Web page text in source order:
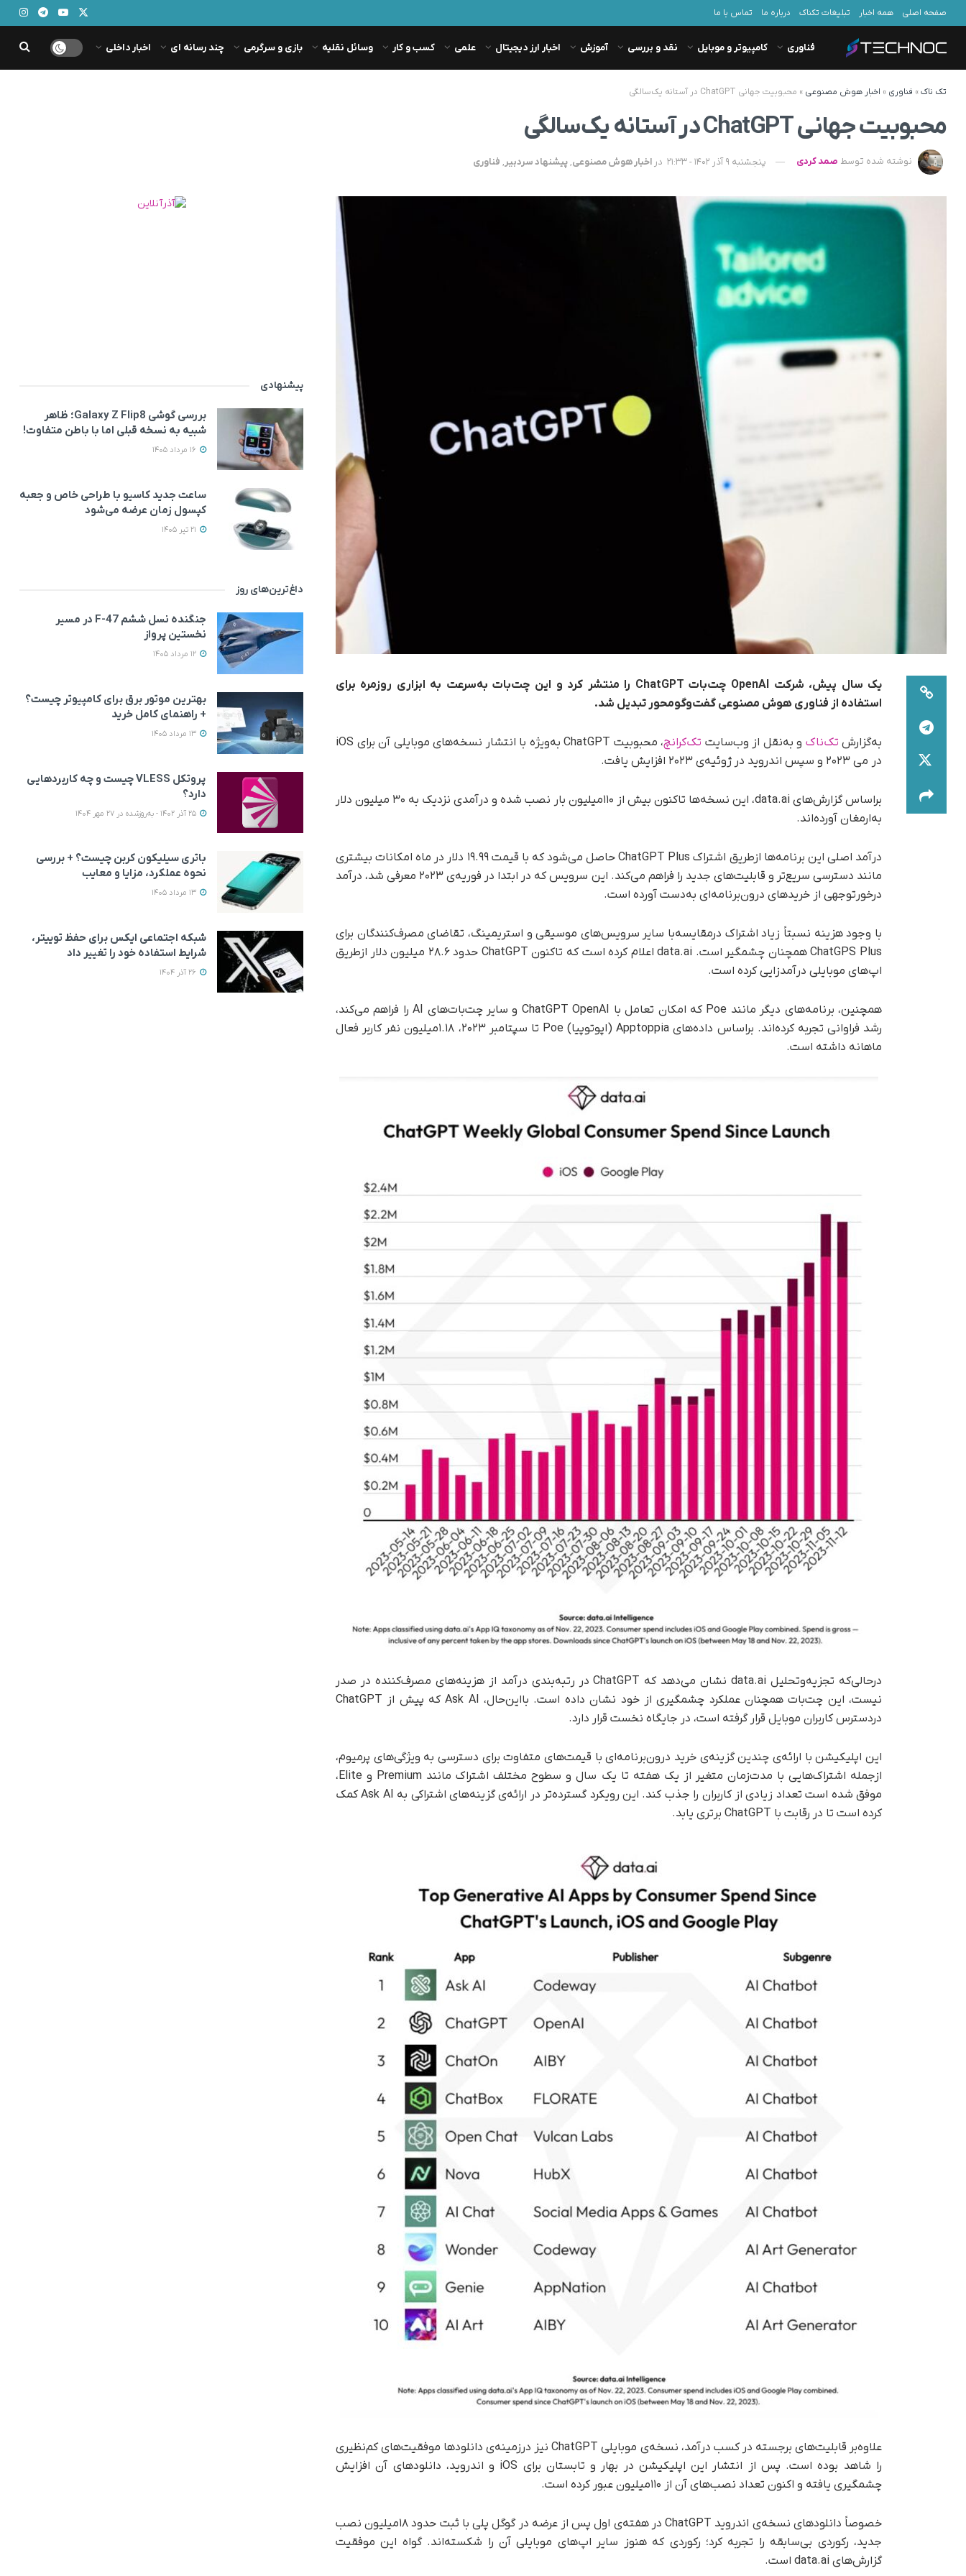
صفحه اصلی همه اخبار تبلیغات تکناک درباره ما تماس با ما
فناوری کامپیوتر و موبایل نقد و بررسی آموزش اخبار ارز دیجیتال علمی کسب و کار وسائل نقلیه بازی و سرگرمی چند رسانه ای اخبار داخلی
تک ناک» فناوری » اخبار هوش مصنوعی » محبوبیت جهانی ChatGPT در آستانه یک‌سالگی
محبوبیت جهانی ChatGPT در آستانه یک‌سالگی
نوشته شده توسط صمد کردی پنجشنبه 9 آذر 1402 - 21:33 در اخبار هوش مصنوعی,پیشنهاد سردبیر, فناوری
یک سال پیش، شرکت OpenAI چت‌بات ChatGPT را منتشر کرد و این چت‌بات به‌سرعت به ابزاری روزمره برای
استفاده از فناوری هوش مصنوعی گفت‌وگومحور تبدیل شد.
به‌گزارش تک‌ناک و به‌نقل از وب‌سایت تک‌کرانچ
، محبوبیت ChatGPT به‌ویژه با انتشار نسخه‌های موبایلی آن برای iOS
در می ۲۰۲۳ و سپس اندروید در ژوئیه‌ی ۲۰۲۳ افزایش یافت.
بر‌اساس گزارش‌های data.ai، این نسخه‌ها تا‌کنون بیش از ۱۱۰‌میلیون بار نصب شده و درآمدی نزدیک به ۳۰ میلیون دلار
به‌ارمغان آورده‌اند.
درآمد اصلی این برنامه‌ها ازطریق اشتراک ChatGPT Plus حاصل می‌شود که با قیمت ۱۹.۹۹ دلار در ماه امکانات بیشتری
مانند دسترسی سریع‌تر و قابلیت‌های جدید را فراهم می‌کند. این سرویس که در ابتدا در فوریه‌ی ۲۰۲۳ معرفی شد، درآمد
درخورتوجهی از خریدهای درون‌برنامه‌ای به‌دست آورده است.
با وجود هزینه نسبتاً زیاد اشتراک در‌مقایسه‌با سایر سرویس‌های موسیقی و استریمینگ، تقاضای مصرف‌کنندگان برای
ChatGPS Plus همچنان چشمگیر است. data.ai اعلام کرده است که تاکنون ChatGPT حدود ۲۸.۶ میلیون دلار ازطریق
اپ‌های موبایلی درآمدزایی کرده است.
همچنین، برنامه‌های دیگر مانند Poe که امکان تعامل با ChatGPT OpenAI و سایر چت‌بات‌های AI را فراهم می‌کند،
رشد فراوانی تجربه کرده‌اند. بر‌اساس داده‌های Apptoppia (اپوتوپیا) Poe تا سپتامبر ۲۰۲۳، ۱.۱۸میلیون نفر کاربر فعال
ماهانه داشته است.
در‌حالی‌که تجزیه‌و‌تحلیل data.ai نشان می‌دهد که ChatGPT در رتبه‌بندی درآمد از هزینه‌های مصرف‌کننده در صدر
نیست، این چت‌بات همچنان عملکرد چشمگیری از خود نشان داده است. با‌این‌حال، Ask AI که پیش از ChatGPT
دردسترس کاربران موبایل‌ قرار گرفته است، در جایگاه نخست قرار دارد.
این اپلیکیشن با ارائه‌ی چندین گزینه‌ی خرید درون‌برنامه‌ای با قیمت‌های متفاوت برای دسترسی به ویژگی‌های پرمیوم،
از‌جمله اشتراک‌هایی با مدت‌زمان متغیر از یک هفته تا یک سال و سطوح مختلف اشتراک مانند Premium و Elite،
موفق شده است تعداد زیادی از کاربران را جذب کند. این رویکرد گسترده‌تر در ارائه‌ی گزینه‌های اشتراکی به Ask AI کمک
کرده است تا در رقابت با ChatGPT برتری یابد.
علاوه‌بر قابلیت‌های برجسته در کسب درآمد، نسخه‌ی موبایلی ChatGPT نیز درزمینه‌ی دانلود‌ها موفقیت‌های کم‌نظیری
را شاهد بوده است. پس از انتشار این اپلیکیشن در بهار و تابستان برای iOS و اندروید، دانلود‌های آن افزایش
چشمگیری یافته و اکنون تعداد نصب‌های آن از ۱۱۰میلیون عبور کرده است.
خصوصاً دانلود‌های نسخه‌ی اندروید ChatGPT در هفته‌ی اول پس از عرضه در گوگل پلی با ثبت حدود ۱۸میلیون نصب
جدید، رکوردی بی‌سابقه را تجربه کرد؛ رکوردی که هنوز سایر اپ‌های موبایلی آن را شکسته‌اند. گواه این موفقیت
گزارش‌های data.ai است.
پیشنهادی
بررسی گوشی Galaxy Z Flip8؛ ظاهر
شبیه به نسخه قبلی اما با باطن متفاوت!
ساعت جدید کاسیو با طراحی خاص و جعبه
کپسول زمان عرضه می‌شود
داغ‌ترین‌های روز
جنگنده نسل ششم F-47 در مسیر
نخستین پرواز
بهترین موتور برق برای کامپیوتر چیست؟
+ راهنمای کامل خرید
پروتکل VLESS چیست و چه کاربردهایی
دارد؟
باتری سیلیکون کربن چیست؟ + بررسی
نحوه عملکرد، مزایا و معایب
شبکه اجتماعی ایکس برای حفظ توییتر،
شرایط استفاده خود را تغییر داد